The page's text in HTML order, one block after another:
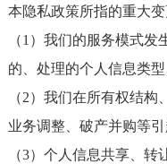
本隐私政策所指的重大变
（1）我们的服务模式
的、处理的个人信息类
（2）我们在所有权结
业务调整、破产并购等
（3）个人信息共享、转